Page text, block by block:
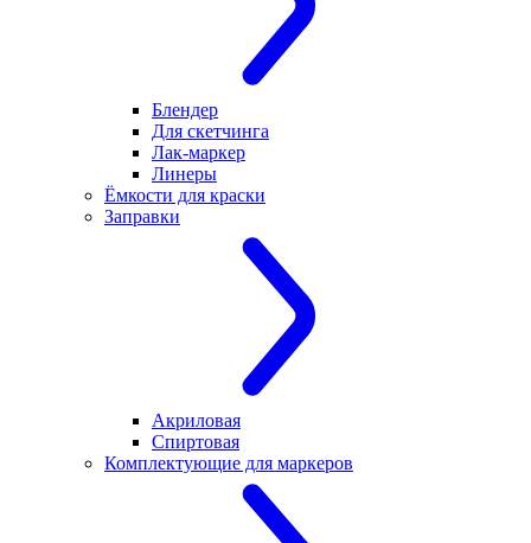
Блендер
Для скетчинга
Лак-маркер
Линеры
Ёмкости для краски
Заправки
Акриловая
Спиртовая
Комплектующие для маркеров